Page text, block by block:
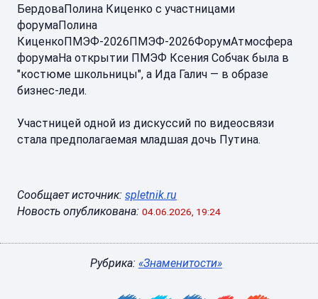
БердоваПолина Киценко с участницами
форумаПолина
КиценкоПМЭФ-2026ПМЭФ-2026ФорумАтмосфера
форумаНа открытии ПМЭФ Ксения Собчак была в
"костюме школьницы", а Ида Галич — в образе
бизнес-леди.
Участницей одной из дискуссий по видеосвязи
стала предполагаемая младшая дочь Путина.
Сообщает источник: spletnik.ru
Новость опубликована: 04.06.2026, 19:24
Рубрика: «Знаменитости»